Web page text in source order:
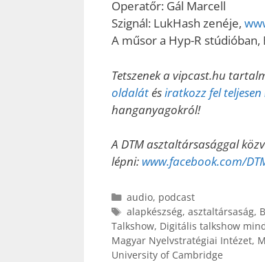
Operatőr: Gál Marcell
Szignál: LukHash zenéje,
A műsor a Hyp-R
Tetszenek a vipcast.hu
oldalátésiratkozz fel
hanganyagokról!
A DTM asztaltársasággal
lépni: www.facebook.com/
Kategória
audio, podcast
Címkék
alapkészség, asztaltársaság,
Talkshow, Digitális talkshow
Magyar Nyelvstratégiai Intézet,
University of Cambridge